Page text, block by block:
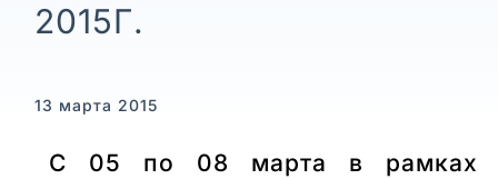
2015Г.
13 марта 2015
С 05 по 08 марта в рамках